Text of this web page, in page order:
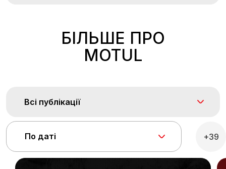
БІЛЬШЕ ПРО
MOTUL
Всі публікації
По даті +39